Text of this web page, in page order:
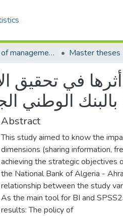
Department of management sciences Master theses
في تحقيق
بالبنك
Abstract
This study aimed to know the
dimensions (sharing information,
achieving the strategic objectives
the National Bank of Algeria -
relationship between the study
As the main tool for BI and
results: The policy of